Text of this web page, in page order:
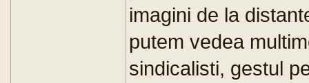
imagini de la
putem vedea
sindicalisti, gestul